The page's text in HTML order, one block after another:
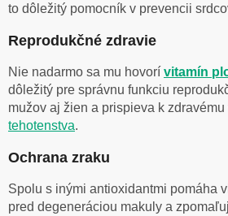
to dôležitý pomocník v prevencii
Reprodukčné zdravie
Nie nadarmo sa mu hovorí vitamín
dôležitý pre správnu funkciu
mužov aj žien a prispieva k
tehotenstva.
Ochrana zraku
Spolu s inými antioxidantmi pomáha
pred degeneráciou makuly a